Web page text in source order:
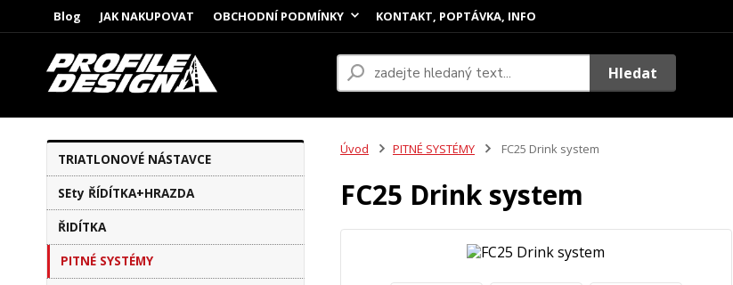
Blog JAK NAKUPOVAT OBCHODNÍ PODMÍNKY KONTAKT, POPTÁVKA, INFO
Hledat
TRIATLONOVÉ NÁSTAVCE
SEty ŘÍDÍTKA+HRAZDA
ŘIDÍTKA
PITNÉ SYSTÉMY
Úvod PITNÉ SYSTÉMY FC25 Drink system
FC25 Drink system